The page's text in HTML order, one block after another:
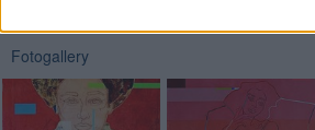
Fotogallery